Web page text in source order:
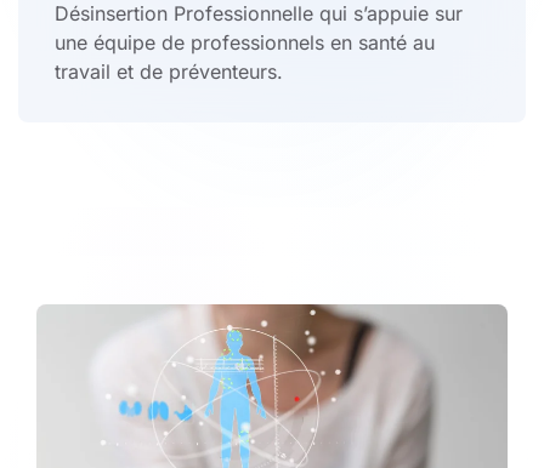
Désinsertion Professionnelle qui s’appuie sur
une équipe de professionnels en santé au
travail et de préventeurs.